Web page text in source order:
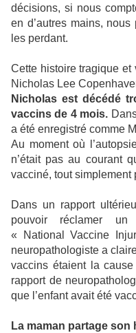
décisions, si nous
en d’autres mains,
les perdant.
Cette histoire tragique et
Nicholas Lee
Nicholas est décédé
vaccins de 4 mois.
a été enregistré comme
Au moment où
n’était pas au courant
vacciné, tout simplement
Dans un rapport
pouvoir réclamer un
« National Vaccine
neuropathologiste a
vaccins étaient la
rapport de
que l’enfant avait été
La maman partage son